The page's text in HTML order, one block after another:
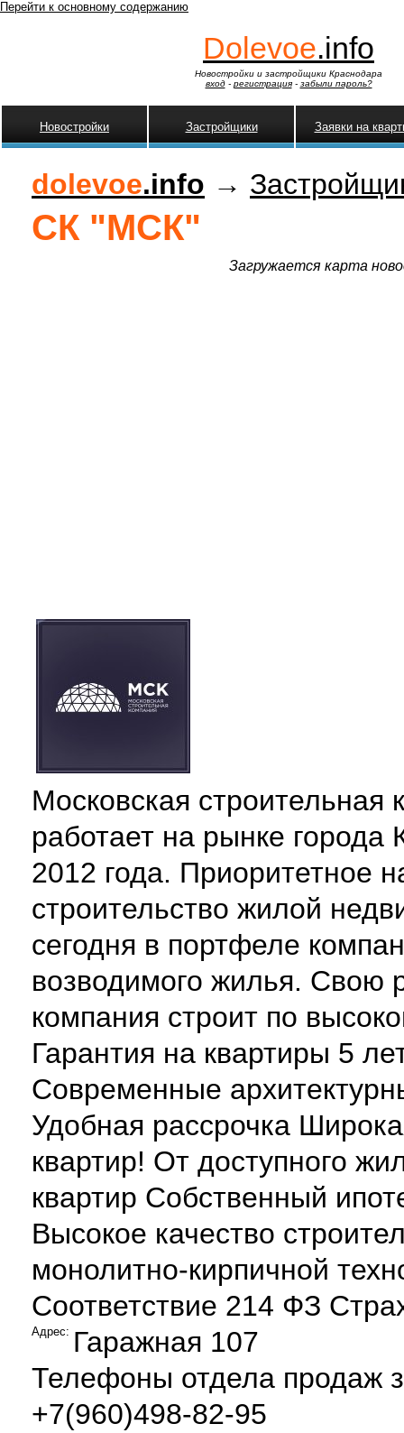
Перейти к основному содержанию
Dolevoe.info
Новостройки и застройщики Краснодара
вход- регистрация- забыли пароль?
Новостройки Застройщики Заявки на
dolevoe.info →
СК "МСК"
Загружается карта
Московская строительная
работает на рынке города
2012 года. Приоритетное
строительство жилой
сегодня в портфеле
возводимого жилья. Свою
компания строит по
Гарантия на квартиры 5
Современные
Удобная рассрочка
квартир! От доступного
квартир Собственный
Высокое качество
монолитно-кирпичной
Соответствие 214 ФЗ
Адрес: Гаражная 107
Телефоны отдела продаж
+7(960)498-82-95